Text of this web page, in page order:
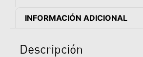
INFORMACIÓN ADICIONAL
Descripción